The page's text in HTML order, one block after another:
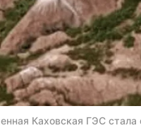
Каховская ГЭС стала